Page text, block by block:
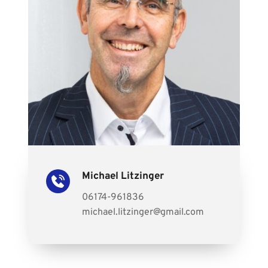
Michael Litzinger
06174-961836
michael.litzinger@gmail.com